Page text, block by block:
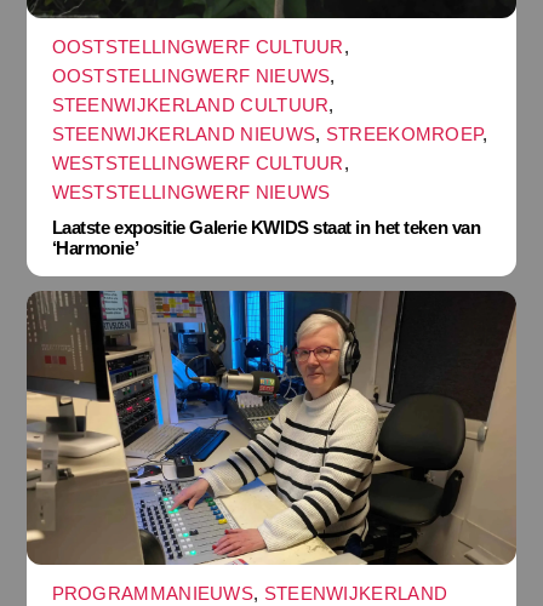
OOSTSTELLINGWERF CULTUUR,
OOSTSTELLINGWERF NIEUWS,
STEENWIJKERLAND CULTUUR,
STEENWIJKERLAND NIEUWS, STREEKOMROEP,
WESTSTELLINGWERF CULTUUR,
WESTSTELLINGWERF NIEUWS
Laatste expositie Galerie KWIDS staat in het teken van
‘Harmonie’
PROGRAMMANIEUWS, STEENWIJKERLAND